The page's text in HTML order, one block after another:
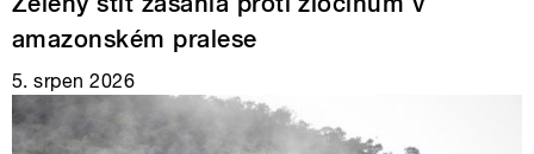
amazonském pralese
5. srpen 2026